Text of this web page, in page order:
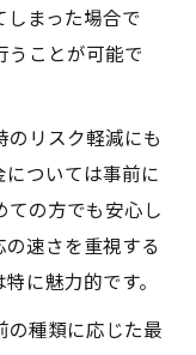
しまった場合で
うことが可能で
のリスク軽減にも
ついては事前に
ての方でも安心し
速さを重視する
に魅力的です。
の種類に応じた最